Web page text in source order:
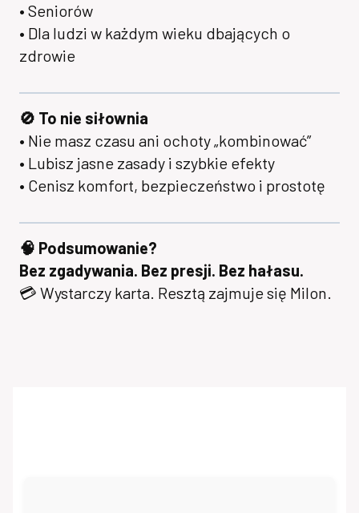
• Seniorów
• Dla ludzi w każdym wieku dbających o
zdrowie
🚫 To nie siłownia
• Nie masz czasu ani ochoty „kombinować”
• Lubisz jasne zasady i szybkie efekty
• Cenisz komfort, bezpieczeństwo i prostotę
🧠 Podsumowanie?
Bez zgadywania. Bez presji. Bez hałasu.
💳 Wystarczy karta. Resztą zajmuje się Milon.